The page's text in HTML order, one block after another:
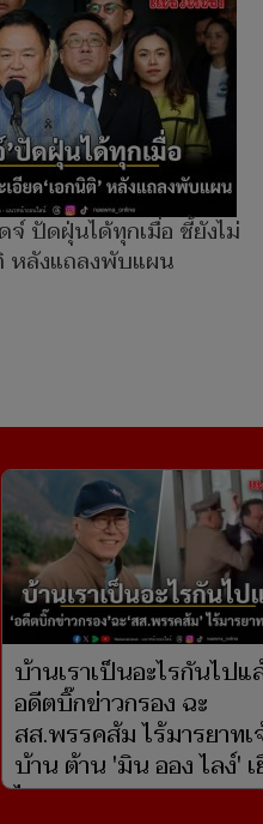
ปัดฝุ่นได้ทุกเมื่อ ชี้ยังไม่
หลังแถลงพับแผน
บ้านเราเป็นอะไรกันไปแ
อดีตบิ๊กข่าวกรอง ฉะ
สส.พรรคส้ม ไร้มารยาทเ
บ้าน ต้าน 'มิน ออง ไลง์'
ไทย